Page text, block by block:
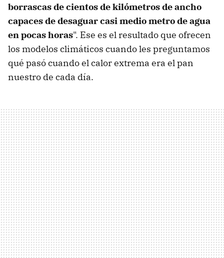
borrascas de cientos de kilómetros de ancho
capaces de desaguar casi medio metro de agua
en pocas horas". Ese es el resultado que ofrecen
los modelos climáticos cuando les preguntamos
qué pasó cuando el calor extrema era el pan
nuestro de cada día.